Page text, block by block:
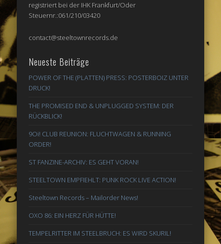
registriert bei der IHK Frankfurt/Oder
Steuernr.:061/210/03420
contact@steeltownrecords.de
Neueste Beiträge
POWER OF THE (PLATTEN) PRESS: POSTERBOIZ UNTER
DRUCK!
THE PROMISED END & UNPLUGGED SYSTEM: DER
RÜCKBLICK!
9Oi! CLUB REUNION: FLUCHTWAGEN & RUNNING
ORDER!
ST FANZINE-ARCHIV: ES GEHT VORAN!
STEELTOWN EMPFIEHLT: PUNK ROCK LIVE ACTION!
Steeltown Records – Mailorder News!
OXO 86: EIN HERZ FÜR HÜTTE!
TEMPELRITTER IM STEELBRUCH: ES WIRD SKURIL!